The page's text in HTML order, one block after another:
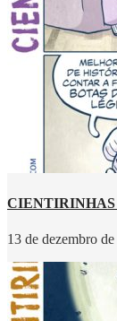
CIENTIRINHAS
13 de dezembro